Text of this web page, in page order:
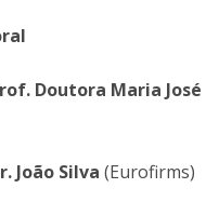
Doutora Maria José
João Silva (Eurofirms)